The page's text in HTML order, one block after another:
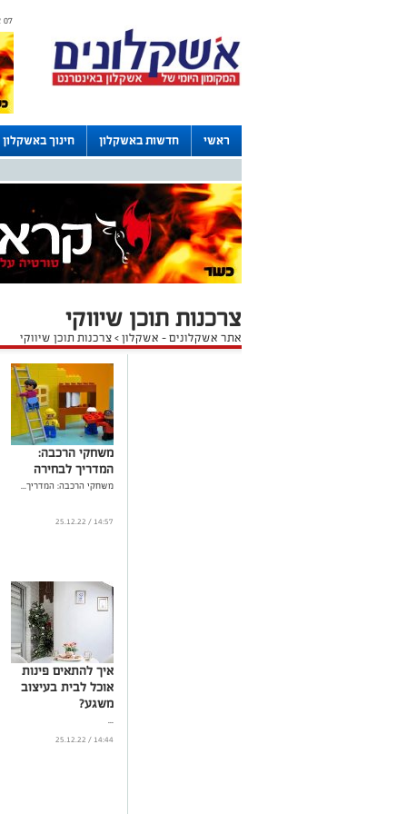
07 אוגוסט 2026 / 06:02
ראשי חדשות באשקלון חינוך באשקלון
צרכנות תוכן שיווקי
אתר אשקלונים - אשקלון>צרכנות תוכן שיווקי
משחקי הרכבה:
המדריך לבחירה
משחקי הרכבה: המדריך...
14:57 / 25.12.22
איך להתאים פינות
אוכל לבית בעיצוב
משגע?
...
14:44 / 25.12.22